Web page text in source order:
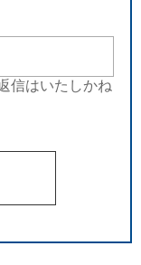
信はいたしかね